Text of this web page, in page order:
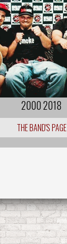
2000 2018
THE BAND'S PAGE